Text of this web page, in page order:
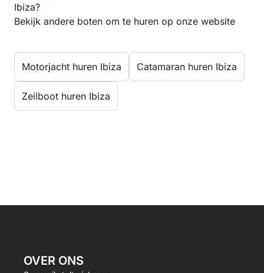
Ibiza?
Bekijk andere boten om te huren op onze website
Motorjacht huren Ibiza Catamaran huren Ibiza
Zeilboot huren Ibiza
OVER ONS